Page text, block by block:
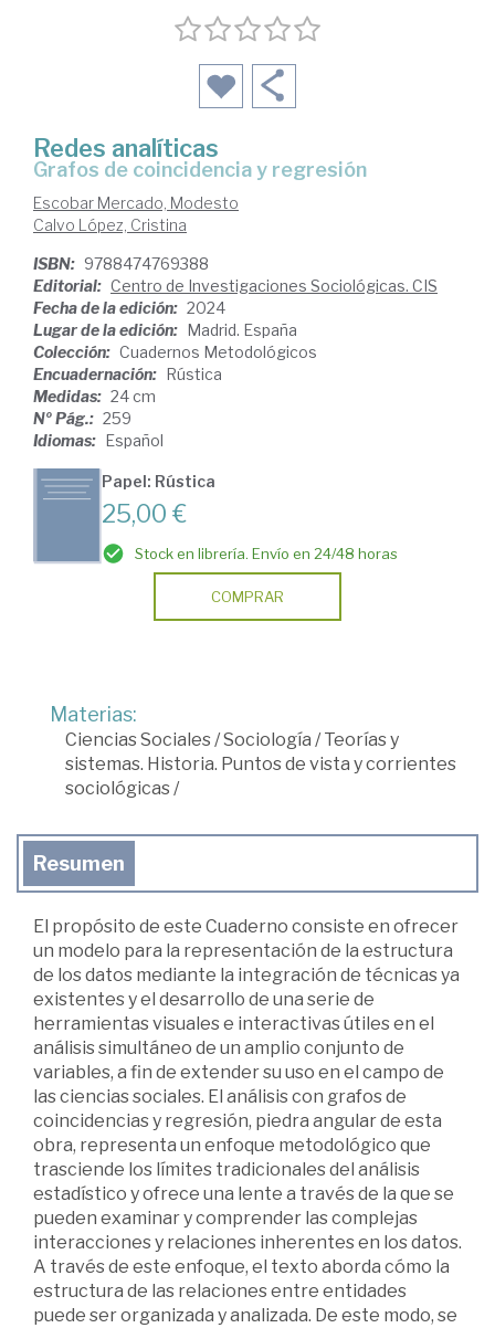
Redes analíticas
Grafos de coincidencia y regresión
Escobar Mercado, Modesto
Calvo López, Cristina
ISBN: 9788474769388
Editorial: Centro de Investigaciones Sociológicas. CIS
Fecha de la edición: 2024
Lugar de la edición: Madrid. España
Colección: Cuadernos Metodológicos
Encuadernación: Rústica
Medidas: 24 cm
Nº Pág.: 259
Idiomas: Español
Papel: Rústica
25,00 €
Stock en librería. Envío en 24/48 horas
COMPRAR
Materias:
Ciencias Sociales/Sociología /Teorías y
sistemas. Historia. Puntos de vista y corrientes
sociológicas/
Resumen
El propósito de este Cuaderno consiste en ofrecer
un modelo para la representación de la estructura
de los datos mediante la integración de técnicas ya
existentes y el desarrollo de una serie de
herramientas visuales e interactivas útiles en el
análisis simultáneo de un amplio conjunto de
variables, a fin de extender su uso en el campo de
las ciencias sociales. El análisis con grafos de
coincidencias y regresión, piedra angular de esta
obra, representa un enfoque metodológico que
trasciende los límites tradicionales del análisis
estadístico y ofrece una lente a través de la que se
pueden examinar y comprender las complejas
interacciones y relaciones inherentes en los datos.
A través de este enfoque, el texto aborda cómo la
estructura de las relaciones entre entidades
puede ser organizada y analizada. De este modo, se